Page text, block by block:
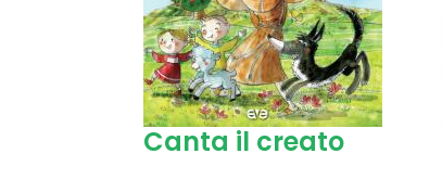
Canta il creato